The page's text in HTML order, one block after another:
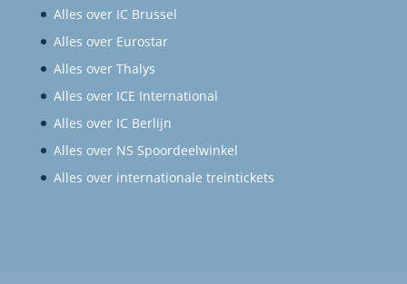
Alles over IC Brussel
Alles over Eurostar
Alles over Thalys
Alles over ICE International
Alles over IC Berlijn
Alles over NS Spoordeelwinkel
Alles over internationale treintickets